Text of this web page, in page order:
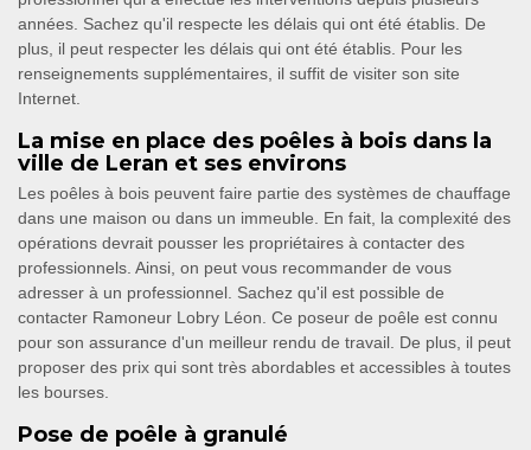
années. Sachez qu'il respecte les délais qui ont été établis. De
plus, il peut respecter les délais qui ont été établis. Pour les
renseignements supplémentaires, il suffit de visiter son site
Internet.
La mise en place des poêles à bois dans la
ville de Leran et ses environs
Les poêles à bois peuvent faire partie des systèmes de chauffage
dans une maison ou dans un immeuble. En fait, la complexité des
opérations devrait pousser les propriétaires à contacter des
professionnels. Ainsi, on peut vous recommander de vous
adresser à un professionnel. Sachez qu'il est possible de
contacter Ramoneur Lobry Léon. Ce poseur de poêle est connu
pour son assurance d'un meilleur rendu de travail. De plus, il peut
proposer des prix qui sont très abordables et accessibles à toutes
les bourses.
Pose de poêle à granulé